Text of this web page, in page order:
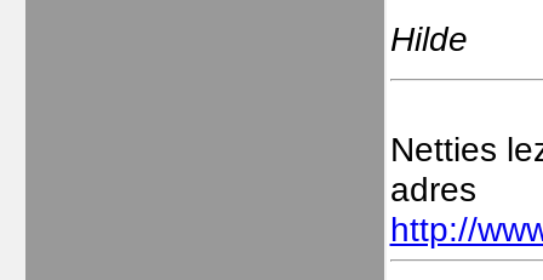
Hilde
Netties
adres
http://